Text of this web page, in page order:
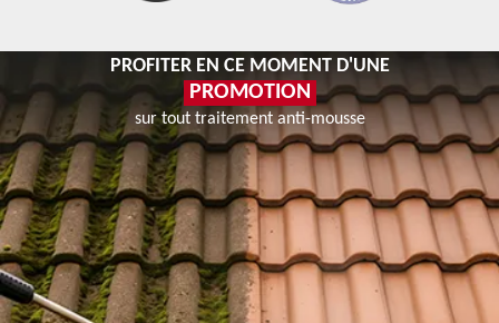
PROFITER EN CE MOMENT D'UNE
PROMOTION
sur tout traitement anti-mousse